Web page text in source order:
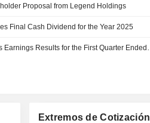
Proposal from Legend Holdings
Final Cash Dividend for the Year 2025
Extremos de Cotización